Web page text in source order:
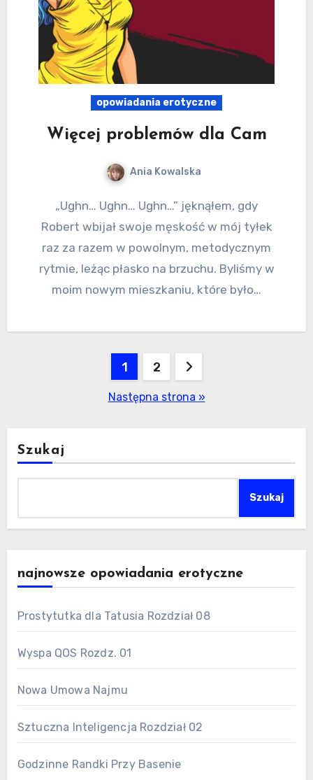
opowiadania erotyczne
Więcej problemów dla Cam
Ania Kowalska
„Ughn… Ughn… Ughn…” jęknąłem, gdy
Robert wbijał swoje męskość w mój tyłek
raz za razem w powolnym, metodycznym
rytmie, leżąc płasko na brzuchu. Byliśmy w
moim nowym mieszkaniu, które było…
1 2
Następna strona »
Szukaj
Szukaj
najnowsze opowiadania erotyczne
Prostytutka dla Tatusia Rozdział 08
Wyspa QOS Rozdz. 01
Nowa Umowa Najmu
Sztuczna Inteligencja Rozdział 02
Godzinne Randki Przy Basenie